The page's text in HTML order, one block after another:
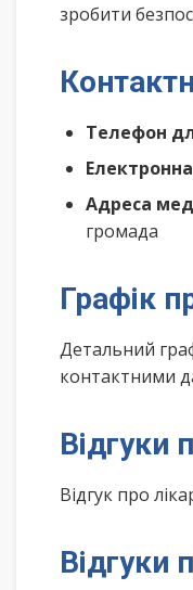
зробити
Телефон
Адреса
громада
Графік
Детальний
контактними
Відгуки
Відгук про
Відгуки